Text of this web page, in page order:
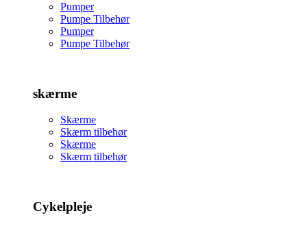
Pumper
Pumpe Tilbehør
Pumper
Pumpe Tilbehør
skærme
Skærme
Skærm tilbehør
Skærme
Skærm tilbehør
Cykelpleje